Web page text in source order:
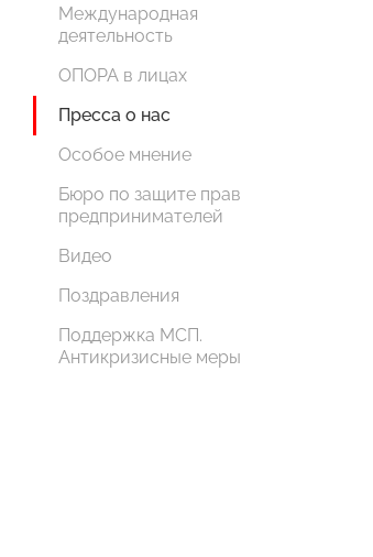
Международная
деятельность
ОПОРА в лицах
Пресса о нас
Особое мнение
Бюро по защите прав
предпринимателей
Видео
Поздравления
Поддержка МСП.
Антикризисные меры